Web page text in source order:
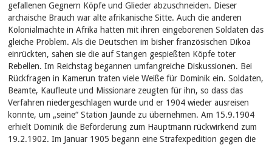
gefallenen Gegnern Köpfe und Glieder abzuschneiden. Dieser
archaische Brauch war alte afrikanische Sitte. Auch die anderen
Kolonialmächte in Afrika hatten mit ihren eingeborenen Soldaten das
gleiche Problem. Als die Deutschen im bisher französischen Dikoa
einrückten, sahen sie die auf Stangen gespießten Köpfe toter
Rebellen. Im Reichstag begannen umfangreiche Diskussionen. Bei
Rückfragen in Kamerun traten viele Weiße für Dominik ein. Soldaten,
Beamte, Kaufleute und Missionare zeugten für ihn, so dass das
Verfahren niedergeschlagen wurde und er 1904 wieder ausreisen
konnte, um „seine“ Station Jaunde zu übernehmen. Am 15.9.1904
erhielt Dominik die Beförderung zum Hauptmann rückwirkend zum
19.2.1902. Im Januar 1905 begann eine Strafexpedition gegen die